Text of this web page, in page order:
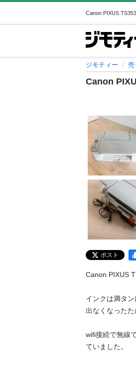
ジモティー 売
Canon
ポスト
Canon PIXUS
インクは満タ
出なくなった
wifi接続で無線
ていました。